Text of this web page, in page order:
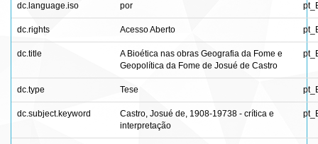
dc.language.iso por
dc.rights Acesso Aberto
dc.title
A Bioética nas obras Geografia da Fome e
Geopolítica da Fome de Josué de Castro
dc.type Tese
dc.subject.keyword
Castro, Josué de, 1908-19738 - crítica e
interpretação